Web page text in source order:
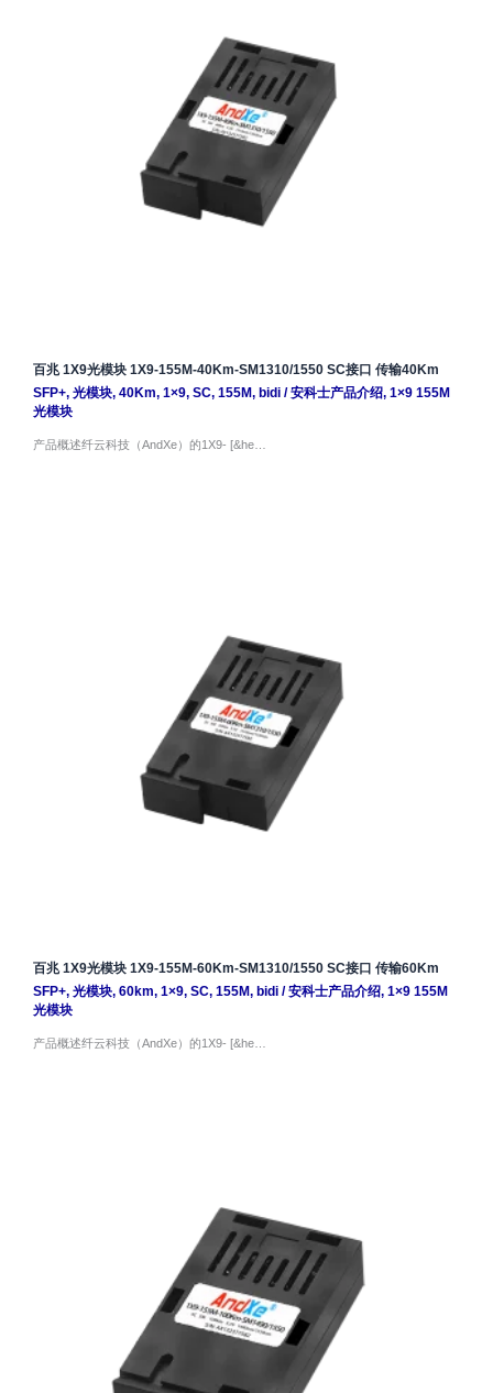
百兆 1X9光模块 1X9-155M-40Km-SM1310/1550 SC接口 传输40Km
SFP+, 光模块, 40Km, 1×9, SC, 155M, bidi/安科士产品介绍, 1×9 155M
光模块
产品概述纤云科技（AndXe）的1X9- [&he…
百兆 1X9光模块 1X9-155M-60Km-SM1310/1550 SC接口 传输60Km
SFP+, 光模块, 60km, 1×9, SC, 155M, bidi/安科士产品介绍, 1×9 155M
光模块
产品概述纤云科技（AndXe）的1X9- [&he…